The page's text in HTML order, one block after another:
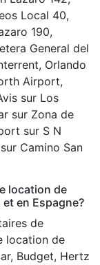
Local 40,
190,
General del
Orlando
Airport,
sur Los
sur Zona de
sur S N
Camino San
location de
en Espagne?
de
location de
Budget, Hertz